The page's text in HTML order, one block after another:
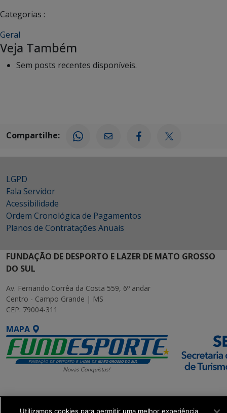
Categorias :
Geral
Veja Também
Sem posts recentes disponíveis.
Compartilhe:
LGPD
Fala Servidor
Acessibilidade
Ordem Cronológica de Pagamentos
Planos de Contratações Anuais
FUNDAÇÃO DE DESPORTO E LAZER DE MATO GROSSO
DO SUL
Av. Fernando Corrêa da Costa 559, 6º andar
Centro - Campo Grande | MS
CEP: 79004-311
MAPA
SETDIG | Secretaria-
Executiva de
Utilizamos cookies para permitir uma melhor experiência